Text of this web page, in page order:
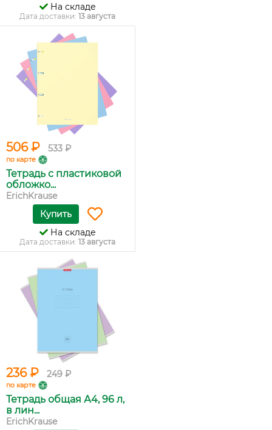
На складе
Дата доставки: 13 августа
506 ₽ 533 ₽
по карте
Тетрадь с пластиковой
обложко...
ErichKrause
Купить
На складе
Дата доставки: 13 августа
236 ₽ 249 ₽
по карте
Тетрадь общая А4, 96 л,
в лин...
ErichKrause